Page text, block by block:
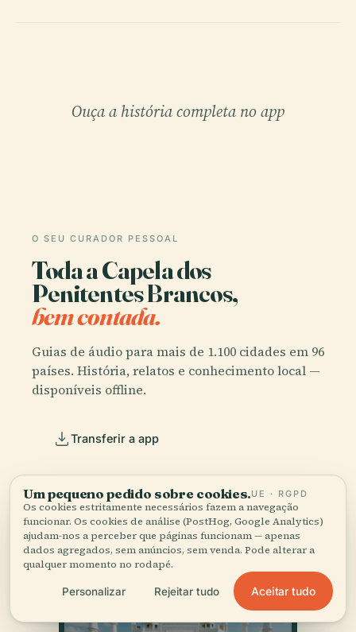
Ouça a história completa no app
O SEU CURADOR PESSOAL
Toda a Capela dos
Penitentes Brancos,
bem contada.
Guias de áudio para mais de 1.100 cidades em 96
países. História, relatos e conhecimento local —
disponíveis offline.
Transferir a app
Um pequeno pedido sobre cookies.UE · RGPD
Os cookies estritamente necessários fazem a navegação
funcionar. Os cookies de análise (PostHog, Google Analytics)
ajudam-nos a perceber que páginas funcionam — apenas
dados agregados, sem anúncios, sem venda. Pode alterar a
qualquer momento no rodapé.
Personalizar Rejeitar tudo Aceitar tudo